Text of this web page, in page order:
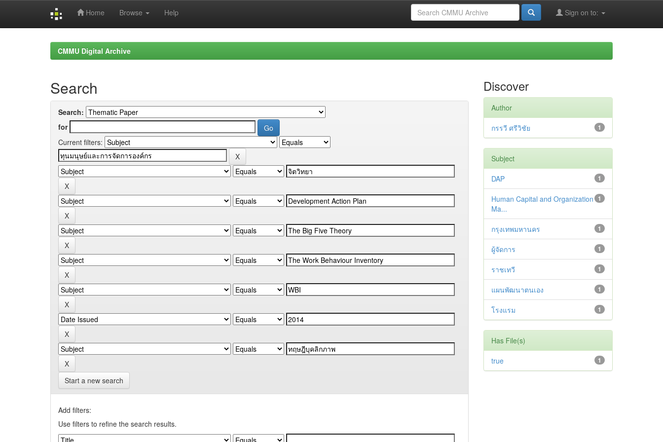
Home Browse Help Sign on to:
CMMU Digital Archive
Search
Search:
for
Current filters:
Start a new search
Add filters:
Use filters to refine the search results.
Discover
Author
1
กรรวี ศรีวิชัย
Subject
1
DAP
1
Human Capital and Organization
Ma...
1
กรุงเทพมหานคร
1
ผู้จัดการ
1
ราชเทวี
1
แผนพัฒนาตนเอง
1
โรงแรม
Has File(s)
1
true